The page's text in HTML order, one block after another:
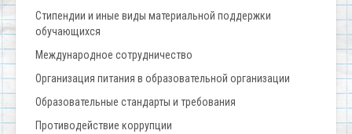
Стипендии и иные виды материальной поддержки
обучающихся
Международное сотрудничество
Организация питания в образовательной организации
Образовательные стандарты и требования
Противодействие коррупции